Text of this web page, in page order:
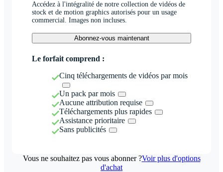
Accédez à l'intégralité de notre collection de vidéos de
stock et de motion graphics autorisés pour un usage
commercial. Images non incluses.
Abonnez-vous maintenant
Le forfait comprend :
Cinq téléchargements de vidéos par mois
Un pack par mois
Aucune attribution requise
Téléchargements plus rapides
Assistance prioritaire
Sans publicités
Vous ne souhaitez pas vous abonner ?Voir plus d'options
d'achat